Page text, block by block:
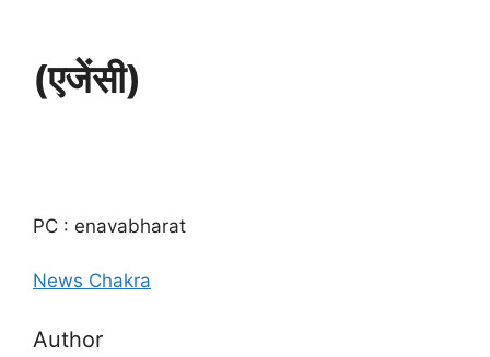
(एजेंसी)
PC : enavabharat
News Chakra
Author